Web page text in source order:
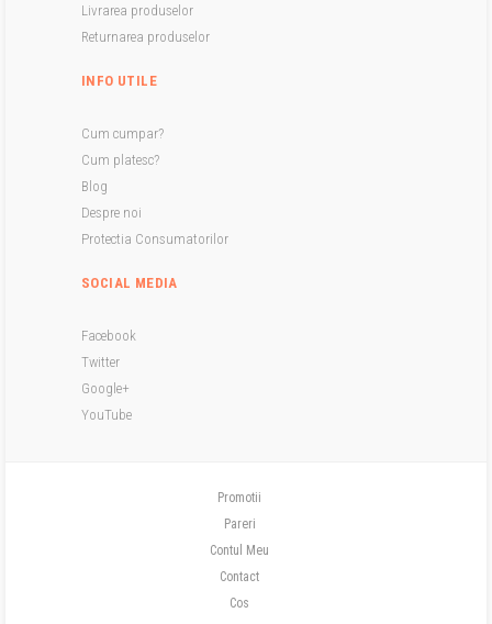
Livrarea produselor
Returnarea produselor
INFO UTILE
Cum cumpar?
Cum platesc?
Blog
Despre noi
Protectia Consumatorilor
SOCIAL MEDIA
Facebook
Twitter
Google+
YouTube
Promotii
Pareri
Contul Meu
Contact
Cos